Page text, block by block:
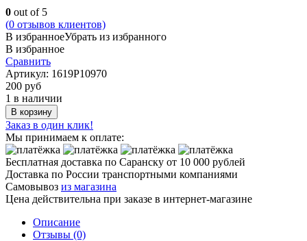
0 out of 5
(0 отзывов клиентов)
В избранноеУбрать из избранного
В избранное
Сравнить
Артикул: 1619P10970
200 руб
1 в наличии
В корзину
Заказ в один клик!
Мы принимаем к оплате:
Бесплатная доставка по Саранску от 10 000 рублей
Доставка по России транспортными компаниями
Самовывоз из магазина
Цена действительна при заказе в интернет-магазине
Описание
Отзывы (0)